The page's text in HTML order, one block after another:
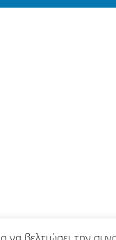
να βελτιώσει την